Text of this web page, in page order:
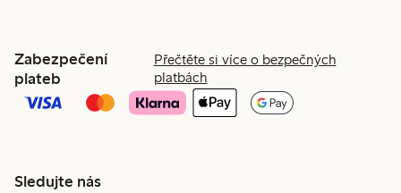
Zabezpečení
plateb
Přečtěte si více o bezpečných
platbách
Sledujte nás